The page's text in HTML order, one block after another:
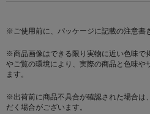
※ご使用前に、パッケージに記載の注意書
※商品画像はできる限り実物に近い色味で
やご覧の環境により、実際の商品と色味や
ます。
※出荷前に商品不具合が確認された場合は
だく場合がございます。